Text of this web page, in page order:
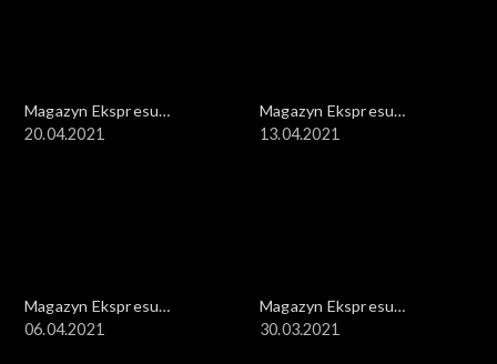
Magazyn Ekspresu
Reporterów
20.04.2021
Magazyn Ekspresu
Reporterów
13.04.2021
Magazyn Ekspresu
Reporterów
06.04.2021
Magazyn Ekspresu
Reporterów
30.03.2021